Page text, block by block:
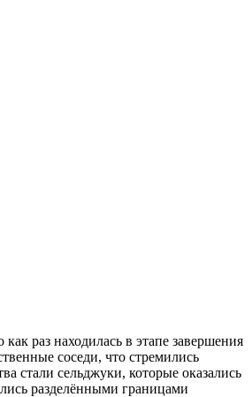
раз находилась в этапе завершения
соседи, что стремились
стали сельджуки, которые оказались
разделёнными границами